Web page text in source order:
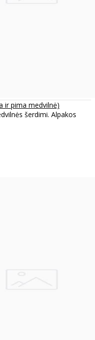
ir pima medvilnė)
šerdimi. Alpakos